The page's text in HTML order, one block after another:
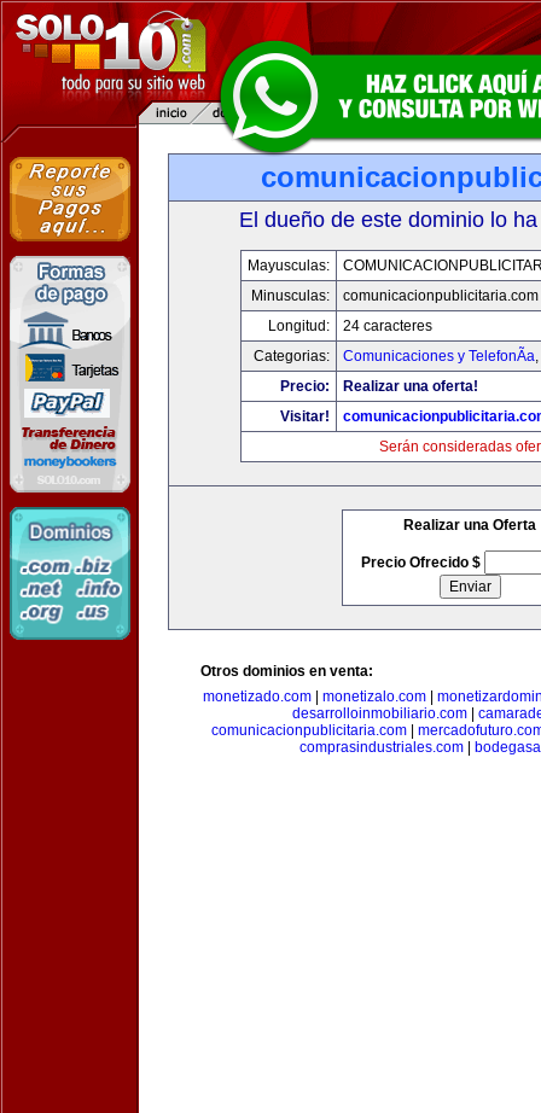
El dueño de este dominio lo
Mayusculas:
Minusculas:
comunicacionpublicitaria.com
Longitud:
24 caracteres
Categorias:
Comunicaciones y TelefonÃ­a,
Precio:
Realizar una oferta!
Visitar!
Serán consideradas
Realizar una Oferta
Precio Ofrecido $
Otros dominios en venta:
monetizado.com
monetizalo.com
desarrolloinmobiliario.com
comunicacionpublicitaria.com|
comprasindustriales.com|